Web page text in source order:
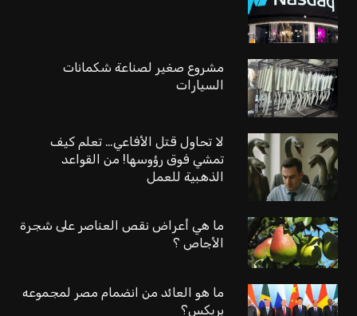
مشروع صغير لصناعة شكمانات
السيارات
لا تحاول قتل الأفاعي… تعلم كيف
تمشي فوق رؤوسها! من القواعد
الذهبية للعمل
ما هي أعراض نقص العناصر على شجرة
الأجاص ؟
ما هو العائد من انضمام مصر لمجموعه
بريكس؟